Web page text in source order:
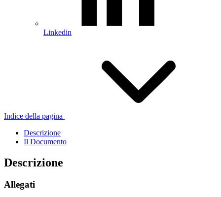
Linkedin
Indice della pagina
Descrizione
Il Documento
Descrizione
Allegati